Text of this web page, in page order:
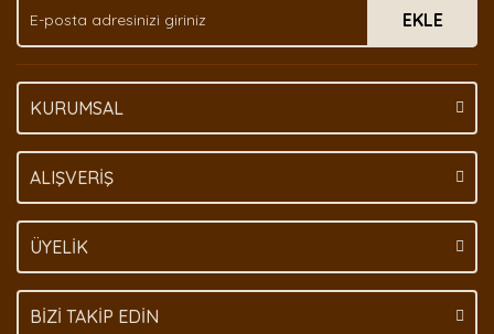
Bu ürüne benzer farklı alternatifler olmalı.
EKLE
KURUMSAL
ALIŞVERİŞ
ÜYELİK
BİZİ TAKİP EDİN